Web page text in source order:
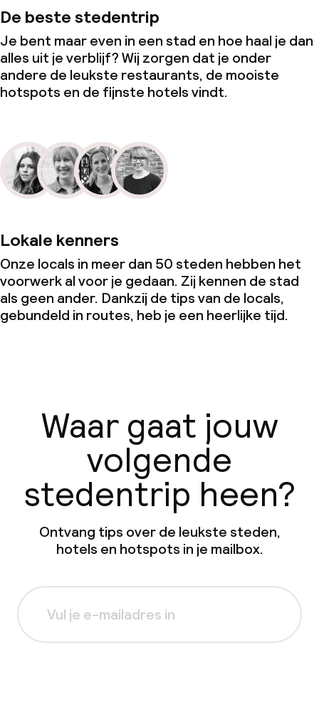
De beste stedentrip
Je bent maar even in een stad en hoe haal je dan
alles uit je verblijf? Wij zorgen dat je onder
andere de leukste restaurants, de mooiste
hotspots en de fijnste hotels vindt.
Lokale kenners
Onze locals in meer dan 50 steden hebben het
voorwerk al voor je gedaan. Zij kennen de stad
als geen ander. Dankzij de tips van de locals,
gebundeld in routes, heb je een heerlijke tijd.
Waar gaat jouw
volgende
stedentrip heen?
Ontvang tips over de leukste steden,
hotels en hotspots in je mailbox.